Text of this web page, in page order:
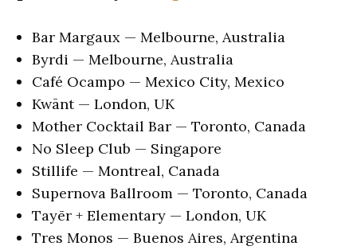
Bar Margaux — Melbourne, Australia
Byrdi — Melbourne, Australia
Café Ocampo — Mexico City, Mexico
Kwānt — London, UK
Mother Cocktail Bar — Toronto, Canada
No Sleep Club — Singapore
Stillife — Montreal, Canada
Supernova Ballroom — Toronto, Canada
Tayēr + Elementary — London, UK
Tres Monos — Buenos Aires, Argentina